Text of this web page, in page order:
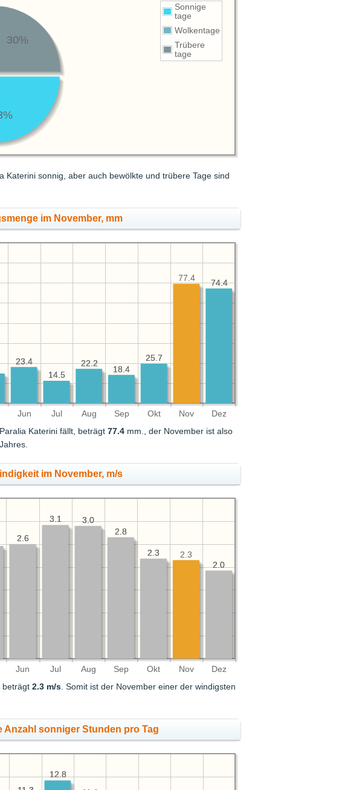
Sonnige
tage
Wolkentage
Trübere
tage
30%
Katerini sonnig, aber auch bewölkte und trübere Tage sind
im November, mm
Jun Jul Aug Sep Okt Nov Dez
74.4
25.7
18.4
22.2
14.5
23.4
74.4
77.4
25.7
18.4
22.2
14.5
23.4
Katerini fällt, beträgt77.4 mm., der November ist also
im November, m/s
Jun Jul Aug Sep Okt Nov Dez
2.0
2.3
2.8
3.0
3.1
2.6
2.0
2.3
2.3
2.8
3.0
3.1
2.6
beträgt2.3 m/s. Somit ist der November einer der windigsten
Anzahl sonniger Stunden pro Tag
12.8
12.8